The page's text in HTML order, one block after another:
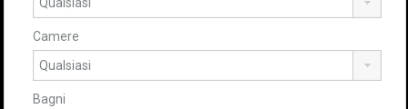
Camere
Bagni